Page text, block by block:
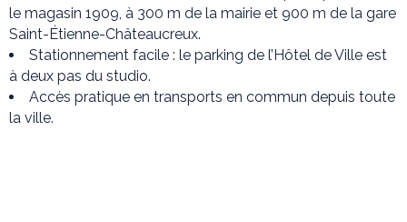
le magasin 1909, à 300 m de la mairie et 900 m de la gare
Saint-Étienne-Châteaucreux.
Stationnement facile : le parking de l’Hôtel de Ville est
à deux pas du studio.
Accès pratique en transports en commun depuis toute
la ville.